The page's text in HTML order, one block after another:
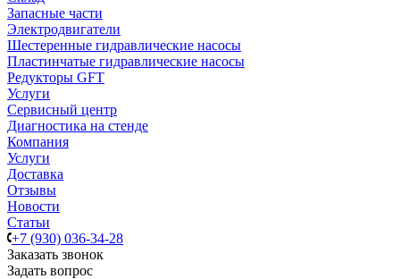
Запасные части
Электродвигатели
Шестеренные гидравлические насосы
Пластинчатые гидравлические насосы
Редукторы GFT
Услуги
Сервисный центр
Диагностика на стенде
Компания
Услуги
Доставка
Отзывы
Новости
Статьи
+7 (930) 036-34-28
Заказать звонок
Задать вопрос